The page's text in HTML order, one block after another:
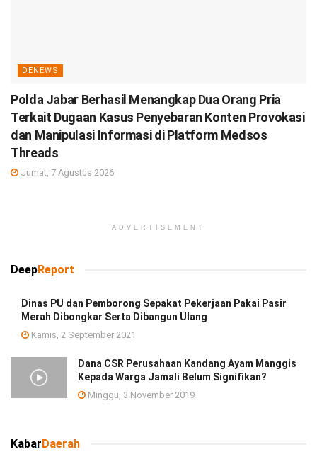
DENEWS
Polda Jabar Berhasil Menangkap Dua Orang Pria
Terkait Dugaan Kasus Penyebaran Konten Provokasi
dan Manipulasi Informasi di Platform Medsos
Threads
Jumat, 7 Agustus 2026
ADVERTISEMENT
DeepReport
Dinas PU dan Pemborong Sepakat Pekerjaan Pakai Pasir
Merah Dibongkar Serta Dibangun Ulang
Kamis, 2 September 2021
Dana CSR Perusahaan Kandang Ayam Manggis
Kepada Warga Jamali Belum Signifikan?
Minggu, 3 November 2019
Kabar Daerah